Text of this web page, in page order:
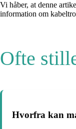
Vi håber, at denne
information om
Ofte
Hvorfra kan